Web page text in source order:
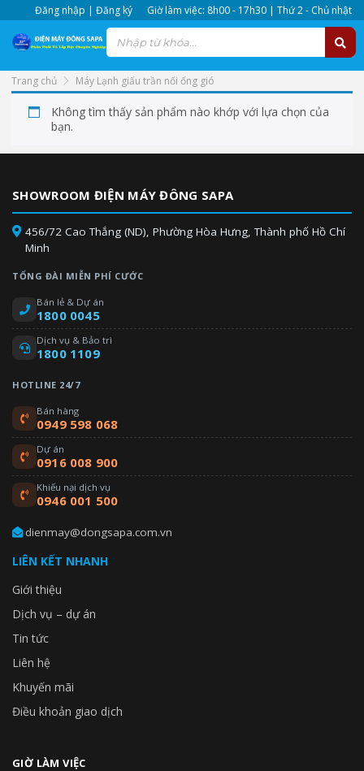
Đăng nhập | Đăng ký Giờ làm việc: 8h00 - 17h30 | Thứ 2 - Chủ nhật
Trang chủ Máy Lạnh giấu trần nối ống gió
Không tìm thấy sản phẩm nào khớp với lựa chọn của
bạn.
SHOWROOM ĐIỆN MÁY ĐÔNG SAPA
456/72 Cao Thắng (ND), Phường Hòa Hưng, Thành phố Hồ Chí
Minh
TỔNG ĐÀI MIỄN PHÍ CƯỚC
Bán lẻ & Dự án
1800 0045
Dịch vụ & Bảo trì
1800 1109
HOTLINE 24/7
Bán hàng
0949 598 068
Dự án
0916 008 900
Khiếu nại dịch vụ
0946 001 500
dienmay@dongsapa.com.vn
LIÊN KẾT NHANH
Giới thiệu
Dịch vụ – dự án
Tin tức
Liên hệ
Khuyến mãi
Điều khoản giao dịch
GIỜ LÀM VIỆC